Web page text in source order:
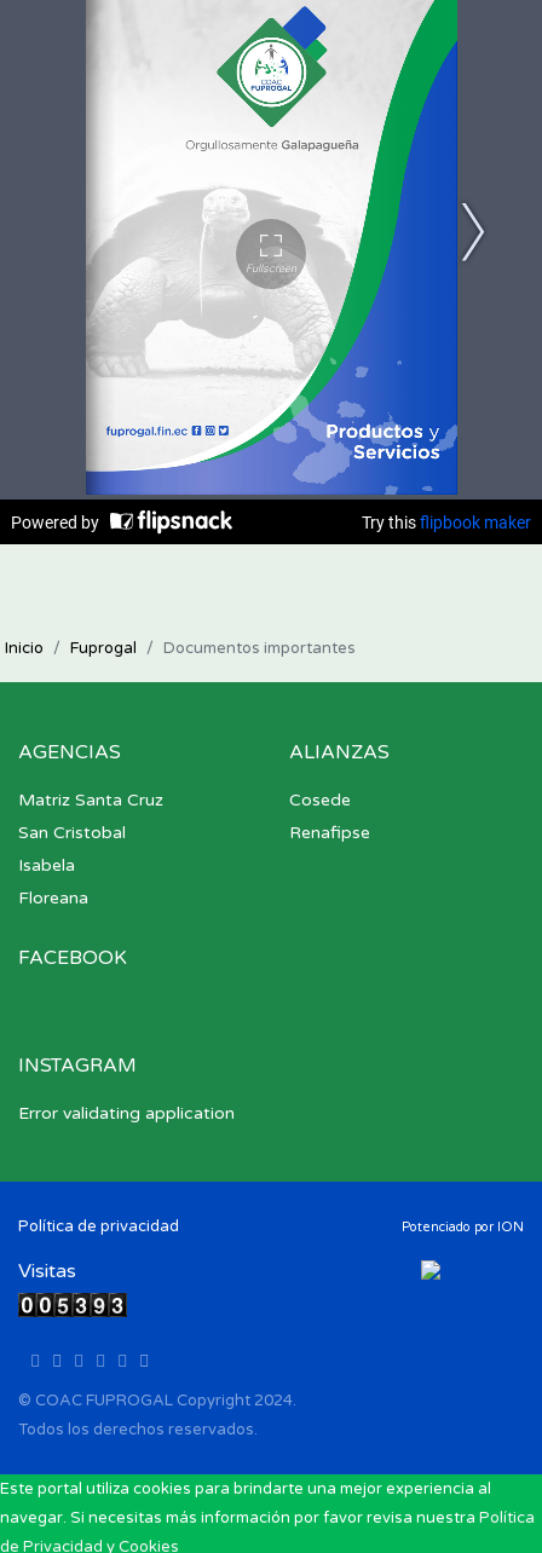
Inicio Fuprogal Documentos importantes
AGENCIAS
Matriz Santa Cruz
San Cristobal
Isabela
Floreana
ALIANZAS
Cosede
Renafipse
FACEBOOK
INSTAGRAM
Error validating application
Política de privacidad
Visitas
© COAC FUPROGAL Copyright 2024.
Todos los derechos reservados.
Potenciado por ION
Este portal utiliza cookies para brindarte una mejor experiencia al
navegar. Si necesitas más información por favor revisa nuestra Política
de Privacidad y Cookies